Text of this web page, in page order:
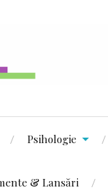
Psihologie
& Lansări